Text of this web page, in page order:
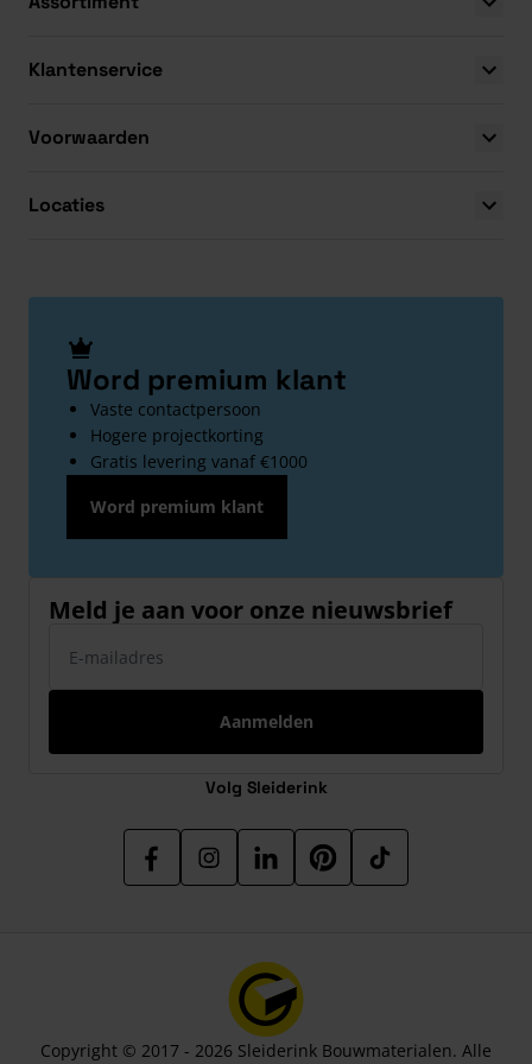
Klantenservice
Voorwaarden
Locaties
Word premium klant
Vaste contactpersoon
Hogere projectkorting
Gratis levering vanaf €1000
Word premium klant
Meld je aan voor onze nieuwsbrief
Aanmelden
Volg Sleiderink
Copyright © 2017 - 2026 Sleiderink Bouwmaterialen. Alle